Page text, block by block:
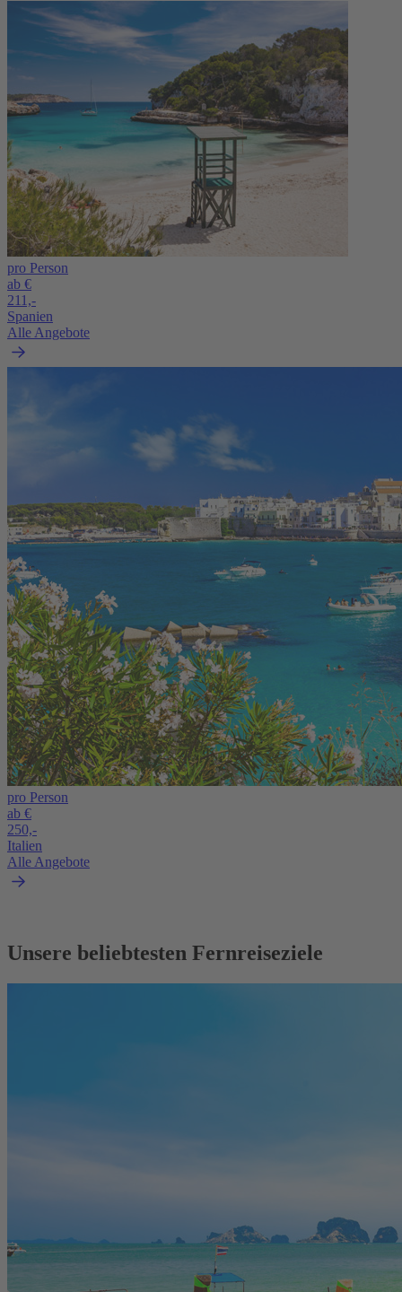
pro Person
ab €
211,-
Spanien
Alle Angebote
pro Person
ab €
250,-
Italien
Alle Angebote
Unsere beliebtesten Fernreiseziele